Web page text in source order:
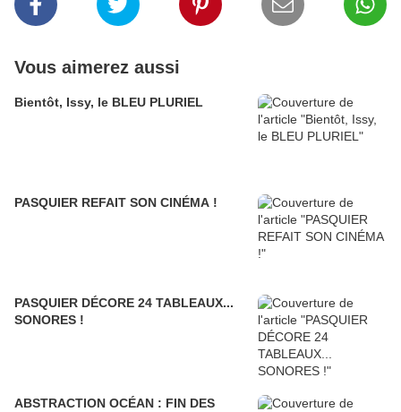
Vous aimerez aussi
Bientôt, Issy, le BLEU PLURIEL
PASQUIER REFAIT SON CINÉMA !
PASQUIER DÉCORE 24 TABLEAUX...
SONORES !
ABSTRACTION OCÉAN : FIN DES